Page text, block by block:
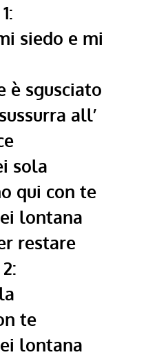
siedo e mi
è sgusciato
all’
sola
qui con te
lontana
restare
te
lontana